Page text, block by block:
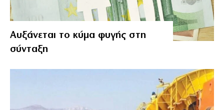
Αυξάνεται το κύμα φυγής στη
σύνταξη